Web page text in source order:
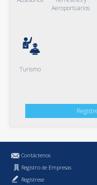
Aeroportuarios
Turismo
Contáctenos
Registro de Empresas
Regístrese